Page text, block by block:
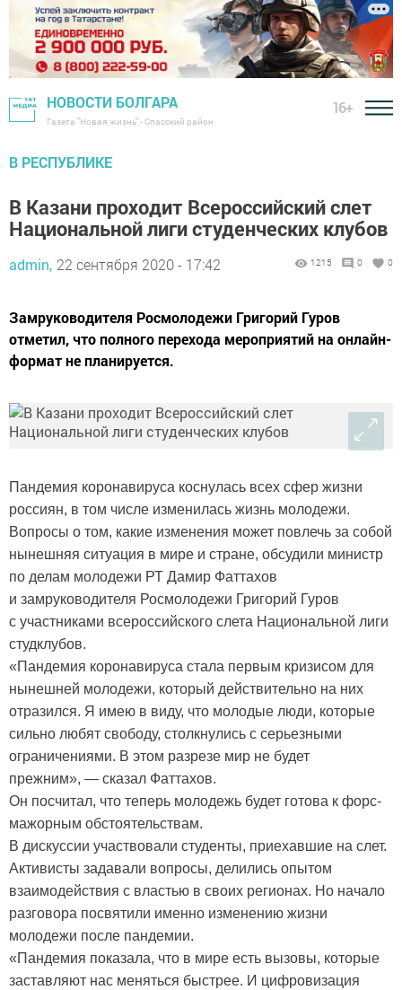
НОВОСТИ БОЛГАРА
Газета "Новая жизнь" - Спасский район
16+
В РЕСПУБЛИКЕ
В Казани проходит Всероссийский слет
Национальной лиги студенческих клубов
admin, 22 сентября 2020 - 17:42 1215 0 0
Замруководителя Росмолодежи Григорий Гуров
отметил, что полного перехода мероприятий на онлайн-
формат не планируется.
Пандемия коронавируса коснулась всех сфер жизни
россиян, в том числе изменилась жизнь молодежи.
Вопросы о том, какие изменения может повлечь за собой
нынешняя ситуация в мире и стране, обсудили министр
по делам молодежи РТ Дамир Фаттахов
и замруководителя Росмолодежи Григорий Гуров
с участниками всероссийского слета Национальной лиги
студклубов.
«Пандемия коронавируса стала первым кризисом для
нынешней молодежи, который действительно на них
отразился. Я имею в виду, что молодые люди, которые
сильно любят свободу, столкнулись с серьезными
ограничениями. В этом разрезе мир не будет
прежним», — сказал Фаттахов.
Он посчитал, что теперь молодежь будет готова к форс-
мажорным обстоятельствам.
В дискуссии участвовали студенты, приехавшие на слет.
Активисты задавали вопросы, делились опытом
взаимодействия с властью в своих регионах. Но начало
разговора посвятили именно изменению жизни
молодежи после пандемии.
«Пандемия показала, что в мире есть вызовы, которые
заставляют нас меняться быстрее. И цифровизация